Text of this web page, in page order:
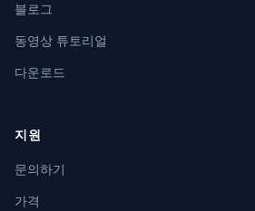
블로그
동영상 튜토리얼
다운로드
지원
문의하기
가격